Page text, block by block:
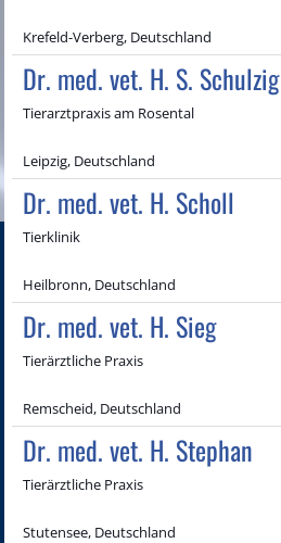
Krefeld-Verberg, Deutschland
Dr. med. vet. H. S. Schulzig
Tierarztpraxis am Rosental
Leipzig, Deutschland
Dr. med. vet. H. Scholl
Tierklinik
Heilbronn, Deutschland
Dr. med. vet. H. Sieg
Tierärztliche Praxis
Remscheid, Deutschland
Dr. med. vet. H. Stephan
Tierärztliche Praxis
Stutensee, Deutschland